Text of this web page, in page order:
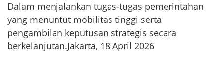
Dalam menjalankan tugas-tugas pemerintahan
yang menuntut mobilitas tinggi serta
pengambilan keputusan strategis secara
berkelanjutan.Jakarta, 18 April 2026